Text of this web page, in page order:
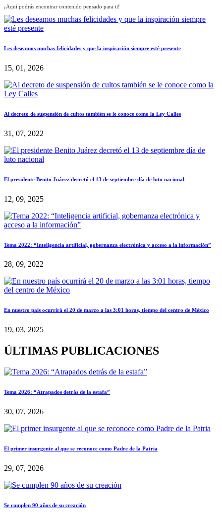
¡Aquí podrás encontrar contenido pensado para ti!
Les deseamos muchas felicidades y que la inspiración siempre esté presente
15, 01, 2026
Al decreto de suspensión de cultos también se le conoce como la Ley Calles
31, 07, 2022
El presidente Benito Juárez decretó el 13 de septiembre día de luto nacional
12, 09, 2025
Tema 2022: “Inteligencia artificial, gobernanza electrónica y acceso a la información”
28, 09, 2022
En nuestro país ocurrirá el 20 de marzo a las 3:01 horas, tiempo del centro de México
19, 03, 2025
ÚLTIMAS PUBLICACIONES
Tema 2026: “Atrapados detrás de la estafa”
30, 07, 2026
El primer insurgente al que se reconoce como Padre de la Patria
29, 07, 2026
Se cumplen 90 años de su creación